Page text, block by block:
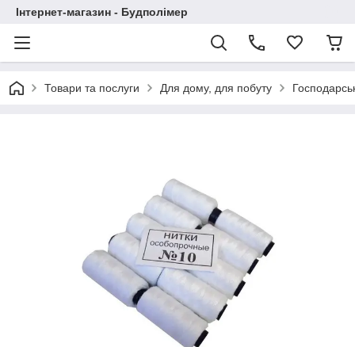
Інтернет-магазин - Будполімер
Товари та послуги Для дому, для побуту